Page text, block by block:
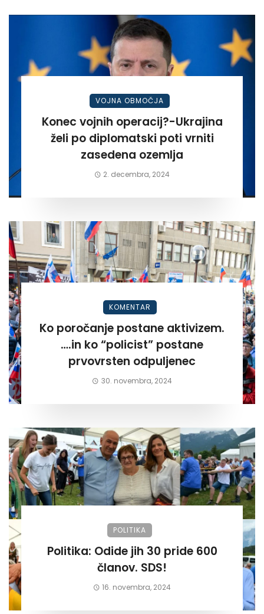
VOJNA OBMOČJA
Konec vojnih operacij?-Ukrajina
želi po diplomatski poti vrniti
zasedena ozemlja
2. decembra, 2024
KOMENTAR
Ko poročanje postane aktivizem.
….in ko “policist” postane
prvovrsten odpuljenec
30. novembra, 2024
POLITIKA
Politika: Odide jih 30 pride 600
članov. SDS!
16. novembra, 2024